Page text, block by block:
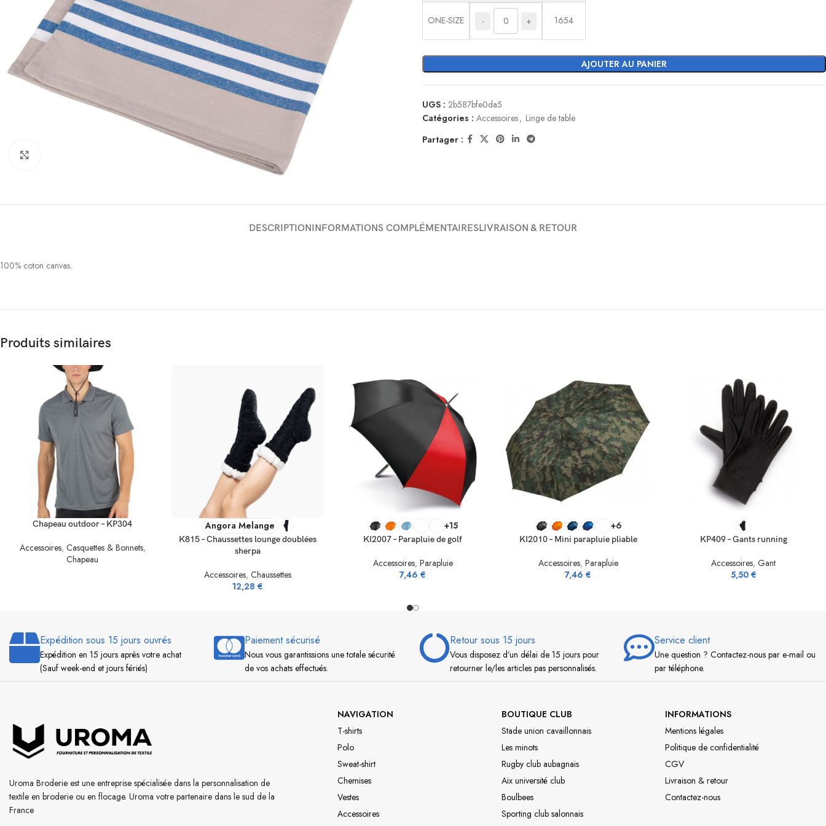
ONE-SIZE - + 1654
AJOUTER AU PANIER
UGS : 2b587bfe0da5
Catégories : Accessoires, Linge de table
Partager :
DESCRIPTIONINFORMATIONS COMPLÉMENTAIRESLIVRAISON & RETOUR
100% coton canvas.
Produits similaires
CHOIX DES OPTIONS
Chapeau outdoor – KP304
Accessoires, Casquettes & Bonnets,
Chapeau
CHOIX DES OPTIONS
Angora Melange
K815 – Chaussettes lounge doublées
sherpa
Accessoires, Chaussettes
12,28€
CHOIX DES OPTIONS +15
KI2007 – Parapluie de golf
Accessoires, Parapluie
7,46€
CHOIX DES OPTIONS +6
KI2010 – Mini parapluie pliable
Accessoires, Parapluie
7,46€
CHOIX DES OPTIONS
KP409 – Gants running
Accessoires, Gant
5,50 €
Expédition sous 15 jours ouvrés
Expédition en 15 jours après votre achat
(Sauf week-end et jours fériés)
Paiement sécurisé
Nous vous garantissions une totale sécurité
de vos achats effectués.
Retour sous 15 jours
Vous disposez d’un délai de 15 jours pour
retourner le/les articles pas personnalisés.
Service client
Une question ? Contactez-nous par e-mail ou
par téléphone.
Uroma Broderie est une entreprise spécialisée dans la personnalisation de
textile en broderie ou en flocage. Uroma votre partenaire dans le sud de la
France
NAVIGATION
T-shirts
Polo
Sweat-shirt
Chemises
Vestes
Accessoires
BOUTIQUE CLUB
Stade union cavaillonnais
Les minots
Rugby club aubagnais
Aix université club
Boulbees
Sporting club salonnais
INFORMATIONS
Mentions légales
Politique de confidentialité
CGV
Livraison & retour
Contactez-nous